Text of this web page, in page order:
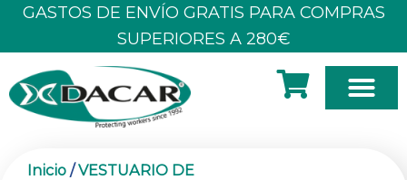
GASTOS DE ENVÍO GRATIS PARA COMPRAS
SUPERIORES A 280€
Inicio /VESTUARIO DE